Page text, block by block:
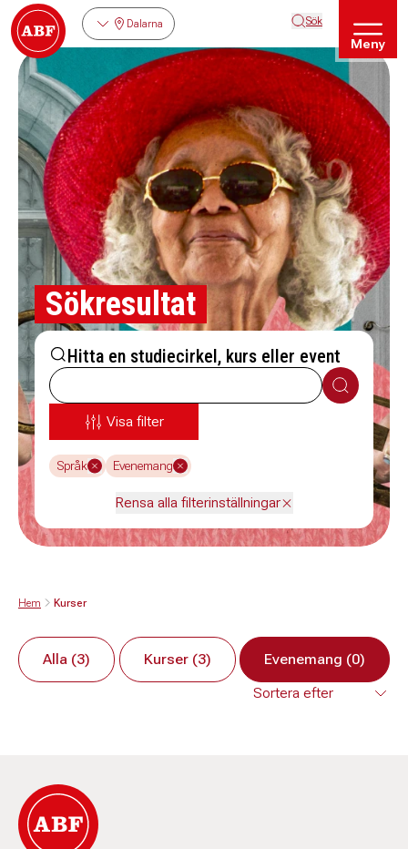
Dalarna Sök
Meny
Sökresultat
Hitta en studiecirkel, kurs eller event
Sök
Visa filter
Språk Evenemang
Rensa alla filterinställningar
Hem Kurser
Alla (3) Kurser (3) Evenemang (0)